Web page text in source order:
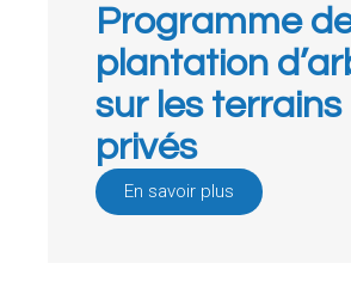
Programme
plantation
sur les terrains
privés
En savoir plus